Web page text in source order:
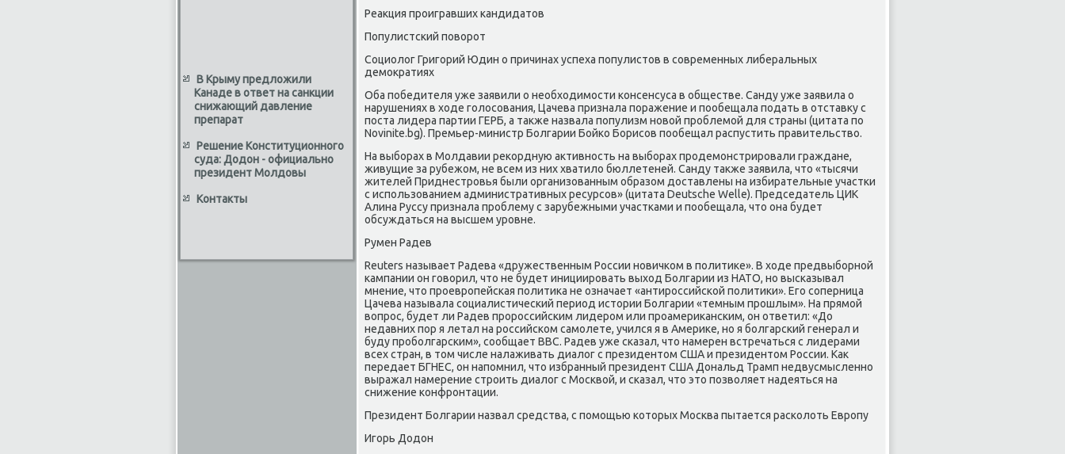
В Крыму предложили
Канаде в ответ на санкции
снижающий давление
препарат
Решение Конституционного
суда: Додон - официально
президент Молдовы
Контакты
Реакция проигравших кандидатов
Популистский поворот
Социолог Григорий Юдин о причинах успеха популистов в современных либеральных
демократиях
Оба победителя уже заявили о необходимости консенсуса в обществе. Санду уже заявила о
нарушениях в ходе голосования, Цачева признала поражение и пообещала подать в отставку с
поста лидера партии ГЕРБ, а также назвала популизм новой проблемой для страны (цитата по
Novinite.bg). Премьер-министр Болгарии Бойко Борисов пообещал распустить правительство.
На выборах в Молдавии рекордную активность на выборах продемонстрировали граждане,
живущие за рубежом, не всем из них хватило бюллетеней. Санду также заявила, что «тысячи
жителей Приднестровья были организованным образом доставлены на избирательные участки
с использованием административных ресурсов» (цитата Deutsche Welle). Председатель ЦИК
Алина Руссу признала проблему с зарубежными участками и пообещала, что она будет
обсуждаться на высшем уровне.
Румен Радев
Reuters называет Радева «дружественным России новичком в политике». В ходе предвыборной
кампании он говорил, что не будет инициировать выход Болгарии из НАТО, но высказывал
мнение, что проевропейская политика не означает «антироссийской политики». Его соперница
Цачева называла социалистический период истории Болгарии «темным прошлым». На прямой
вопрос, будет ли Радев пророссийским лидером или проамериканским, он ответил: «До
недавних пор я летал на российском самолете, учился я в Америке, но я болгарский генерал и
буду проболгарским», сообщает ВВС. Радев уже сказал, что намерен встречаться с лидерами
всех стран, в том числе налаживать диалог с президентом США и президентом России. Как
передает БГНЕС, он напомнил, что избранный президент США Дональд Трамп недвусмысленно
выражал намерение строить диалог с Москвой, и сказал, что это позволяет надеяться на
снижение конфронтации.
Президент Болгарии назвал средства, с помощью которых Москва пытается расколоть Европу
Игорь Додон